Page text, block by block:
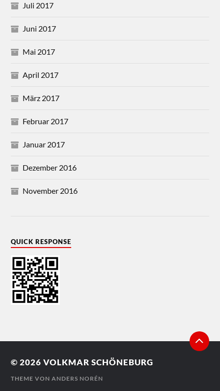
Juli 2017
Juni 2017
Mai 2017
April 2017
März 2017
Februar 2017
Januar 2017
Dezember 2016
November 2016
QUICK RESPONSE
© 2026VOLKMAR SCHÖNEBURG
THEME VONANDERS NORÉN